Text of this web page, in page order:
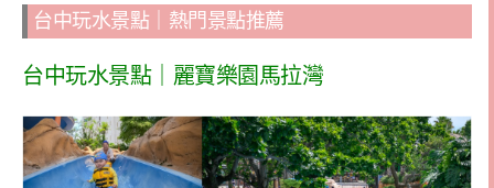
台中玩水景點｜熱門景點推薦
台中玩水景點｜麗寶樂園馬拉灣